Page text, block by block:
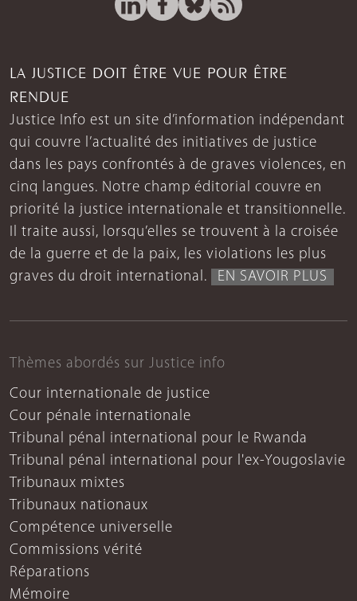
LA JUSTICE DOIT ÊTRE VUE POUR ÊTRE
RENDUE
Justice Info est un site d’information indépendant
qui couvre l’actualité des initiatives de justice
dans les pays confrontés à de graves violences, en
cinq langues. Notre champ éditorial couvre en
priorité la justice internationale et transitionnelle.
Il traite aussi, lorsqu’elles se trouvent à la croisée
de la guerre et de la paix, les violations les plus
graves du droit international.
EN SAVOIR PLUS
Thèmes abordés sur Justice info
Cour internationale de justice
Cour pénale internationale
Tribunal pénal international pour le Rwanda
Tribunal pénal international pour l'ex-Yougoslavie
Tribunaux mixtes
Tribunaux nationaux
Compétence universelle
Commissions vérité
Réparations
Mémoire